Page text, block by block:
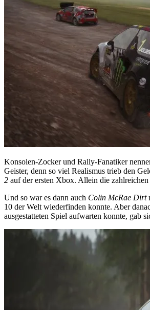
Konsolen-Zocker und Rally-Fanatiker
Geister, denn so viel Realismus trieb den
2 auf der ersten Xbox. Allein die
Und so war es dann auch Colin McRae Dirt
10 der Welt wiederfinden konnte. Aber
ausgestatteten Spiel aufwarten konnte, gab